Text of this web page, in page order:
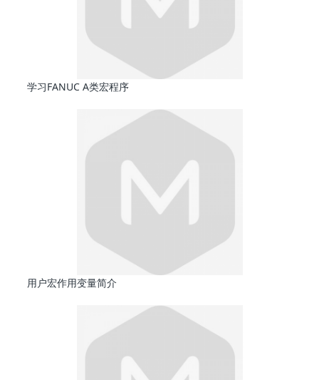
学习FANUC A类宏程序
用户宏作用变量简介